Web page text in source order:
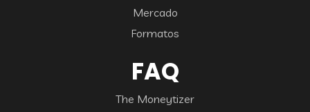
Mercado
Formatos
FAQ
The Moneytizer